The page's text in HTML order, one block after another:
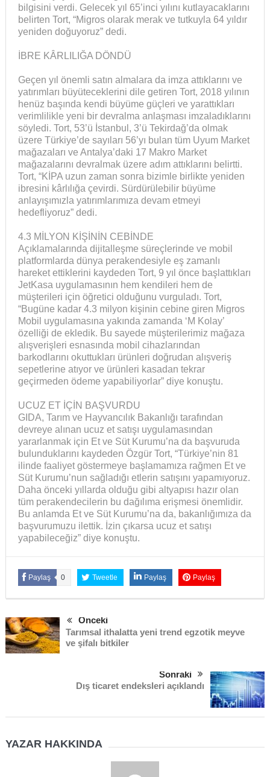
bilgisini verdi. Gelecek yıl 65’inci yılını kutlayacaklarını
belirten Tort, “Migros olarak merak ve tutkuyla 64 yıldır
yeniden doğuyoruz” dedi.
İBRE KÂRLILIĞA DÖNDÜ
Geçen yıl önemli satın almalara da imza attıklarını ve
yatırımları büyüteceklerini dile getiren Tort, 2018 yılının
henüz başında kendi büyüme güçleri ve yarattıkları
verimlilikle yeni bir devralma anlaşması imzaladıklarını
söyledi. Tort, 53’ü İstanbul, 3’ü Tekirdağ’da olmak
üzere Türkiye’de sayıları 56’yı bulan tüm Uyum Market
mağazaları ve Antalya’daki 17 Makro Market
mağazalarını devralmak üzere adım attıklarını belirtti.
Tort, “KİPA uzun zaman sonra bizimle birlikte yeniden
ibresini kârlılığa çevirdi. Sürdürülebilir büyüme
anlayışımızla yatırımlarımıza devam etmeyi
hedefliyoruz” dedi.
4.3 MİLYON KİŞİNİN CEBİNDE
Açıklamalarında dijitalleşme süreçlerinde ve mobil
platformlarda dünya perakendesiyle eş zamanlı
hareket ettiklerini kaydeden Tort, 9 yıl önce başlattıkları
JetKasa uygulamasının hem kendileri hem de
müşterileri için öğretici olduğunu vurguladı. Tort,
“Bugüne kadar 4.3 milyon kişinin cebine giren Migros
Mobil uygulamasına yakında zamanda ‘M Kolay’
özelliği de ekledik. Bu sayede müşterilerimiz mağaza
alışverişleri esnasında mobil cihazlarından
barkodlarını okuttukları ürünleri doğrudan alışveriş
sepetlerine atıyor ve ürünleri kasadan tekrar
geçirmeden ödeme yapabiliyorlar” diye konuştu.
UCUZ ET İÇİN BAŞVURDU
GIDA, Tarım ve Hayvancılık Bakanlığı tarafından
devreye alınan ucuz et satışı uygulamasından
yararlanmak için Et ve Süt Kurumu’na da başvuruda
bulunduklarını kaydeden Özgür Tort, “Türkiye’nin 81
ilinde faaliyet göstermeye başlamamıza rağmen Et ve
Süt Kurumu’nun sağladığı etlerin satışını yapamıyoruz.
Daha önceki yıllarda olduğu gibi altyapısı hazır olan
tüm perakendecilerin bu dağılıma erişmesi önemlidir.
Bu anlamda Et ve Süt Kurumu’na da, bakanlığımıza da
başvurumuzu ilettik. İzin çıkarsa ucuz et satışı
yapabileceğiz” diye konuştu.
Paylaş 0 Tweetle Paylaş Paylaş
Önceki
Tarımsal ithalatta yeni trend egzotik meyve
ve şifalı bitkiler
Sonraki
Dış ticaret endeksleri açıklandı
YAZAR HAKKINDA